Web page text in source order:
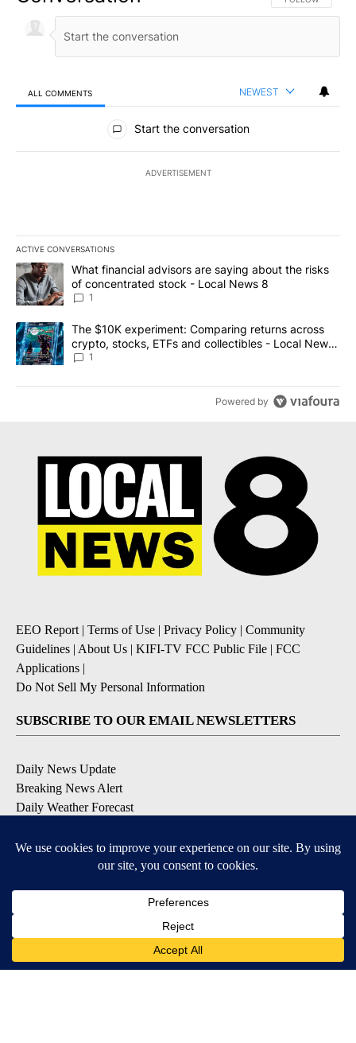
ALL COMMENTS NEWEST
All Comments
Start the conversation
ADVERTISEMENT
ACTIVE CONVERSATIONS
The following is a list of the most commented articles in the last
A trending article titled "What financial advisors are saying
What financial advisors are saying about the risks
of concentrated stock - Local News 8
1
A trending article titled "The $10K experiment: Comparing
The $10K experiment: Comparing returns across
crypto, stocks, ETFs and collectibles - Local News
8
1
Powered by
EEO Report| Terms of Use | Privacy Policy | Community
Guidelines | About Us | KIFI-TV FCC Public File | FCC
Applications |
Do Not Sell My Personal Information
SUBSCRIBE TO OUR EMAIL NEWSLETTERS
Daily News Update
Breaking News Alert
Daily Weather Forecast
Contests and Promotions
Available for iOS and Android